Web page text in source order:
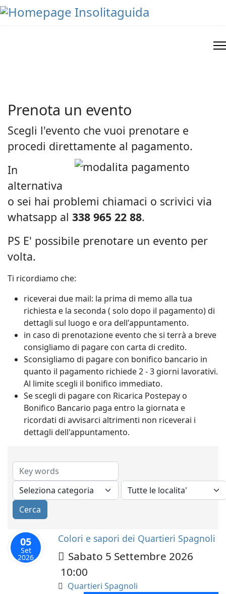
Prenota un evento
Scegli l'evento che vuoi prenotare e
procedi direttamente al pagamento.
In
alternativa
o sei hai problemi chiamaci o scrivici via
whatsapp al 338 965 22 88.
PS E' possibile prenotare un evento per
volta.
Ti ricordiamo che:
riceverai due mail: la prima di memo alla tua
richiesta e la seconda ( solo dopo il pagamento) di
dettagli sul luogo e ora dell'appuntamento.
in caso di prenotazione evento che si terrà a breve
consigliamo di pagare con carta di credito.
Sconsigliamo di pagare con bonifico bancario in
quanto il pagamento richiede 2 - 3 giorni lavorativi.
Al limite scegli il bonifico immediato.
Se scegli di pagare con Ricarica Postepay o
Bonifico Bancario paga entro la giornata e
ricordati di avvisarci altrimenti non riceverai i
dettagli dell'appuntamento.
05
Set
2026
Colori e sapori dei Quartieri Spagnoli
Sabato 5 Settembre 2026
10:00
Quartieri Spagnoli